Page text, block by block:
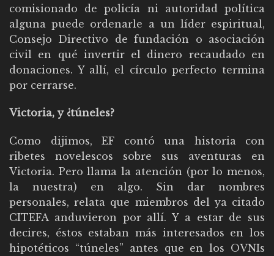
comisionado de policía ni autoridad política
alguna puede ordenarle a un líder espiritual,
Consejo Directivo de fundación o asociación
civil en qué invertir el dinero recaudado en
donaciones. Y allí, el círculo perfecto termina
por cerrarse.
Victoria, y ¿túneles?
Como dijimos, EF contó una historia con
ribetes novelescos sobre sus aventuras en
Victoria. Pero llama la atención (por lo menos,
la nuestra) en algo. Sin dar nombres
personales, relata que miembros del ya citado
CITEFA anduvieron por allí. Y a estar de sus
decires, éstos estaban más interesados en los
hipotéticos “túneles” antes que en los OVNIs